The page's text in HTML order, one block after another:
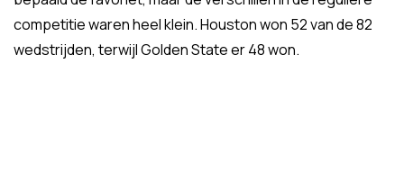
competitie waren heel klein. Houston won 52 van de 82
wedstrijden, terwijl Golden State er 48 won.